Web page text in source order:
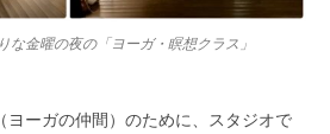
な金曜の夜の「ヨーガ・瞑想クラス」
ヨーガの仲間）のために、スタジオで